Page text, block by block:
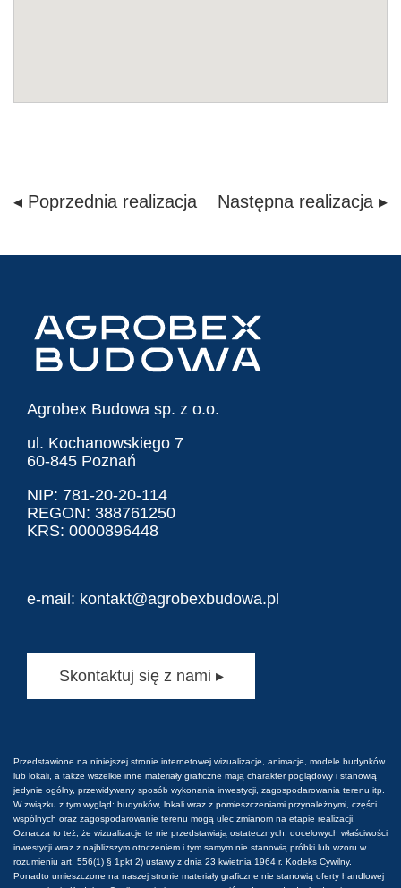
◂ Poprzednia realizacja Następna realizacja ▸
Agrobex Budowa sp. z o.o.
ul. Kochanowskiego 7
60-845 Poznań
NIP: 781-20-20-114
REGON: 388761250
KRS: 0000896448
e-mail: kontakt@agrobexbudowa.pl
Skontaktuj się z nami ▸
Przedstawione na niniejszej stronie internetowej wizualizacje, animacje, modele budynków
lub lokali, a także wszelkie inne materiały graficzne mają charakter poglądowy i stanowią
jedynie ogólny, przewidywany sposób wykonania inwestycji, zagospodarowania terenu itp.
W związku z tym wygląd: budynków, lokali wraz z pomieszczeniami przynależnymi, części
wspólnych oraz zagospodarowanie terenu mogą ulec zmianom na etapie realizacji.
Oznacza to też, że wizualizacje te nie przedstawiają ostatecznych, docelowych właściwości
inwestycji wraz z najbliższym otoczeniem i tym samym nie stanowią próbki lub wzoru w
rozumieniu art. 556(1) § 1pkt 2) ustawy z dnia 23 kwietnia 1964 r. Kodeks Cywilny.
Ponadto umieszczone na naszej stronie materiały graficzne nie stanowią oferty handlowej